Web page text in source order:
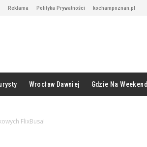
Reklama Polityka Prywatności kochampoznan.pl
Wrocław Dawniej Gdzie Na Weekend
FlixBusa!